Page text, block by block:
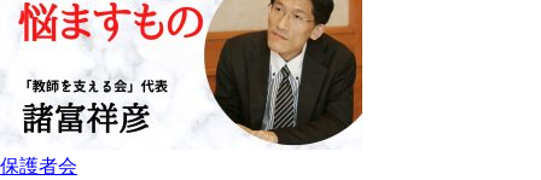
保護者会